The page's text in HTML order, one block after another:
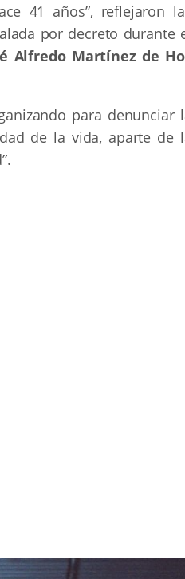
41 años”, reflejaron
por decreto durante
Alfredo Martínez de
para denunciar
de la vida, aparte de